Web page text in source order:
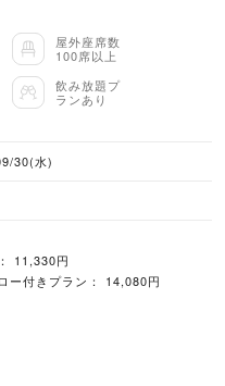
グとアーティチョークフリットを
、白ワインやトマトなどで鶏もも
の代表料理が揃います。そのほ
スのミックスハーブを混ぜ込ん
プロヴァンスの特産品であるラ
理が並びます。前菜からメインま
能できます。 デザートで
サンドした白桃ショートケーキ
リームとはちみつ風味の生クリー
レスト、旬のアプリコットやイチ
屋外座席数
100席以上
飲み放題プ
ランあり
30(水)
11,330円
ー付きプラン： 14,080円